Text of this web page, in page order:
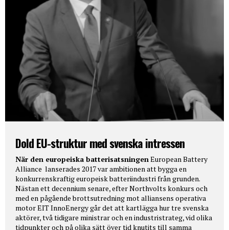
Dold EU-struktur med svenska intressen
När den europeiska batterisatsningenEuropean Battery
Alliance lanserades 2017 var ambitionen att bygga en
konkurrenskraftig europeisk batteriindustri från grunden.
Nästan ett decennium senare, efter Northvolts konkurs och
med en pågående brottsutredning mot alliansens operativa
motor EIT InnoEnergy går det att kartlägga hur tre svenska
aktörer, två tidigare ministrar och en industristrateg, vid olika
tidpunkter och på olika sätt över tid knutits till samma